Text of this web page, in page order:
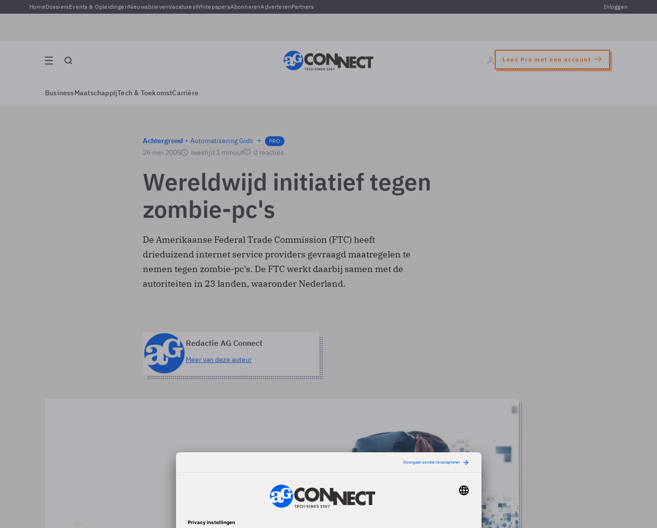
HomeDossiersEvents & OpleidingenNieuwsbrievenVacaturesWhitepapersAbonnerenAdverterenPartners Inloggen
Lees Pro met een account
BusinessMaatschappijTech & ToekomstCarrière
Achtergrond Automatisering Gids PRO
26 mei 2005 leestijd 1 minuut 0 reacties
Wereldwijd initiatief tegen
zombie-pc's
De Amerikaanse Federal Trade Commission (FTC) heeft
drieduizend internet service providers gevraagd maatregelen te
nemen tegen zombie-pc's. De FTC werkt daarbij samen met de
autoriteiten in 23 landen, waaronder Nederland.
Redactie AG Connect
Meer van deze auteur